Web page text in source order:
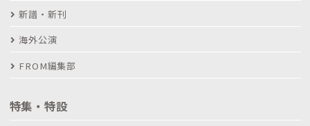
新譜・新刊
海外公演
FROM編集部
特集・特設